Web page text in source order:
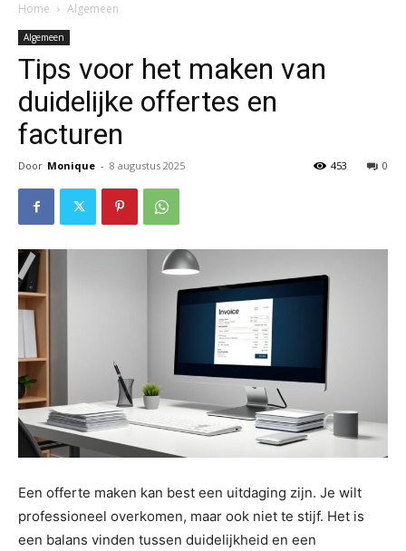
Home Algemeen
Algemeen
Tips voor het maken van
duidelijke offertes en
facturen
Door Monique - 8 augustus 2025 0
453
Een offerte maken kan best een uitdaging zijn. Je wilt
professioneel overkomen, maar ook niet te stijf. Het is
een balans vinden tussen duidelijkheid en een